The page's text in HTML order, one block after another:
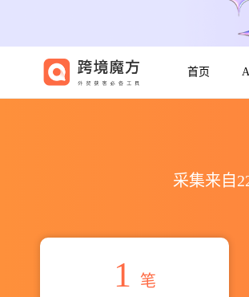
首页
采集来自
1
笔